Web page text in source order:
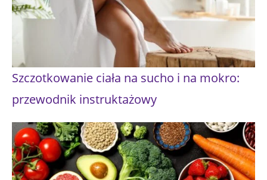
Szczotkowanie ciała na sucho i na mokro:
przewodnik instruktażowy